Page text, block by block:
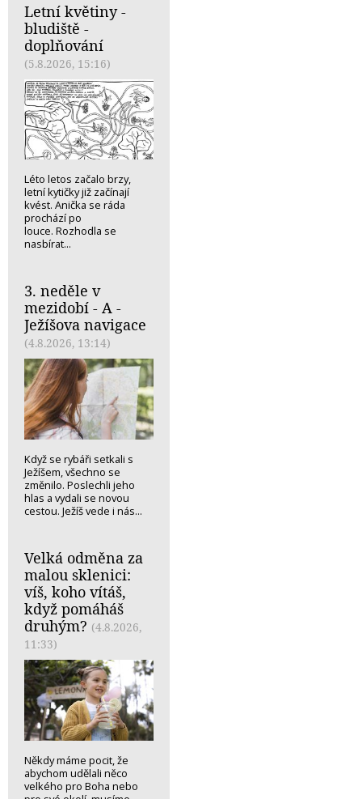
Letní květiny -
bludiště -
doplňování
(5.8.2026, 15:16)
Léto letos začalo brzy,
letní kytičky již začínají
kvést. Anička se ráda
prochází po
louce. Rozhodla se
nasbírat...
3. neděle v
mezidobí - A -
Ježíšova navigace
(4.8.2026, 13:14)
Když se rybáři setkali s
Ježíšem, všechno se
změnilo. Poslechli jeho
hlas a vydali se novou
cestou. Ježíš vede i nás...
Velká odměna za
malou sklenici:
víš, koho vítáš,
když pomáháš
druhým? (4.8.2026,
11:33)
Někdy máme pocit, že
abychom udělali něco
velkého pro Boha nebo